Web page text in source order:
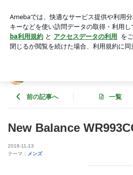
アプリをダウンロードして ブログの更新
ょう。
前の記事へ 一覧
New Balance
2018-11-13
テーマ： メンズ